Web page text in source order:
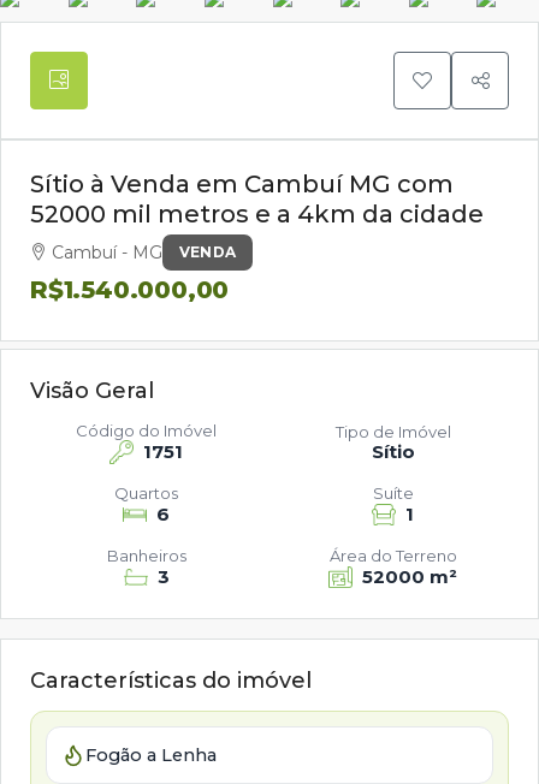
VENDA
Sítio à Venda em Cambuí MG com
52000 mil metros e a 4km da cidade
Cambuí - MG
R$1.540.000,00
Visão Geral
1751
Código do Imóvel
Sítio
Tipo de Imóvel
6
Quartos
1
Suíte
3
Banheiros
52000 m²
Área do Terreno
Características do imóvel
Fogão a Lenha